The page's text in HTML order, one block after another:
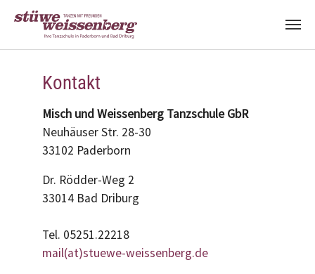
Kontakt
Misch und Weissenberg Tanzschule GbR
Neuhäuser Str. 28-30
33102 Paderborn
Dr. Rödder-Weg 2
33014 Bad Driburg
Tel. 05251.22218
mail(at)stuewe-weissenberg.de